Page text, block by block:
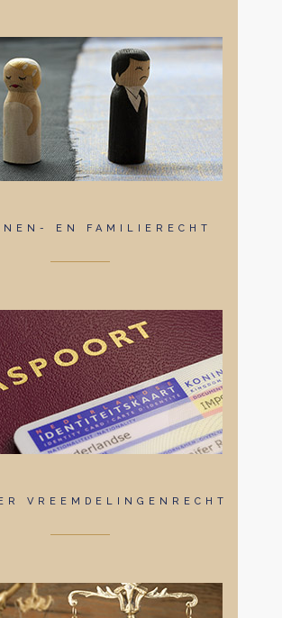
EN FAMILIERECHT
VREEMDELINGENRECHT